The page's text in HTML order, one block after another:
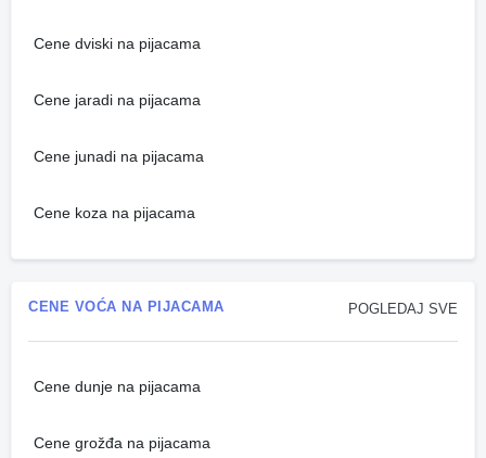
Cene dviski na pijacama
Cene jaradi na pijacama
Cene junadi na pijacama
Cene koza na pijacama
POGLEDAJ SVE
CENE VOĆA NA PIJACAMA
Cene dunje na pijacama
Cene grožđa na pijacama